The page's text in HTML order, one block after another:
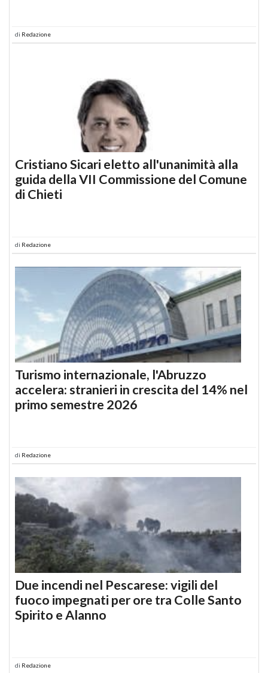
di Redazione
Cristiano Sicari eletto all'unanimità alla
guida della VII Commissione del Comune
di Chieti
di Redazione
Turismo internazionale, l'Abruzzo
accelera: stranieri in crescita del 14% nel
primo semestre 2026
di Redazione
Due incendi nel Pescarese: vigili del
fuoco impegnati per ore tra Colle Santo
Spirito e Alanno
di Redazione